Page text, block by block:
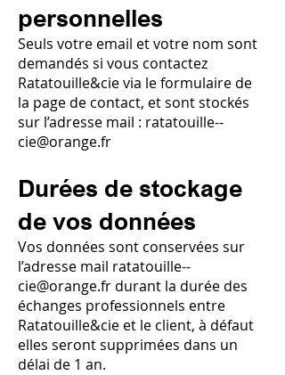
personnelles
Seuls votre email et votre nom sont
demandés si vous contactez
Ratatouille&cie via le formulaire de
la page de contact, et sont stockés
sur l’adresse mail : ratatouille--
cie@orange.fr
Durées de stockage
de vos données
Vos données sont conservées sur
l’adresse mail ratatouille--
cie@orange.fr durant la durée des
échanges professionnels entre
Ratatouille&cie et le client, à défaut
elles seront supprimées dans un
délai de 1 an.